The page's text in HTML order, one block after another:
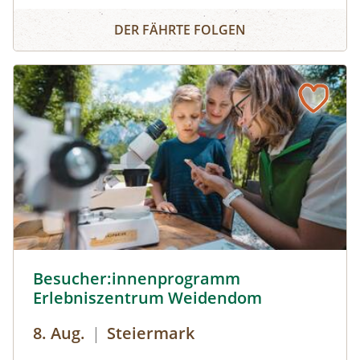
Bergbach, die sich oft unter Steinen verbergen
und lüften die rätselhaften Eigenschaften des
Wassers.
Erlebnistag Wasser-Lebens-Räume
DER FÄHRTE FOLGEN
Besucher:innenprogramm
Erlebniszentrum Weidendom
8. Aug. | Steiermark